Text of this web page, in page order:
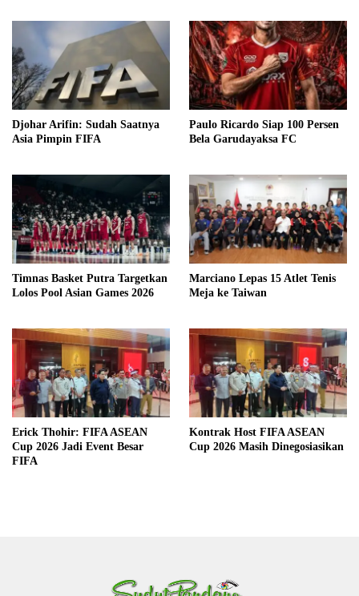
Djohar Arifin: Sudah Saatnya
Asia Pimpin FIFA
Paulo Ricardo Siap 100 Persen
Bela Garudayaksa FC
Timnas Basket Putra Targetkan
Lolos Pool Asian Games 2026
Marciano Lepas 15 Atlet Tenis
Meja ke Taiwan
Erick Thohir: FIFA ASEAN
Cup 2026 Jadi Event Besar
FIFA
Kontrak Host FIFA ASEAN
Cup 2026 Masih Dinegosiasikan